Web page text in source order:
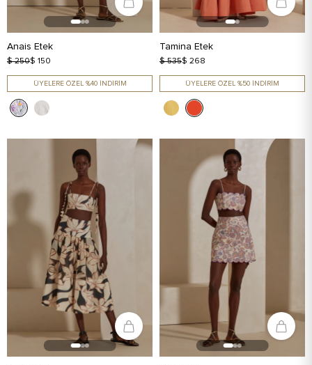
Anais Etek
$ 250$ 150
ÜYELERE ÖZEL %40 İNDİRİM
Tamina Etek
$ 535$ 268
ÜYELERE ÖZEL %50 İNDİRİM